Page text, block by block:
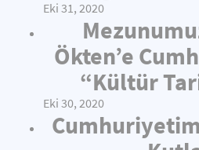
Eki 31, 2020
Ökten’e
“Kültür
Eki 30, 2020